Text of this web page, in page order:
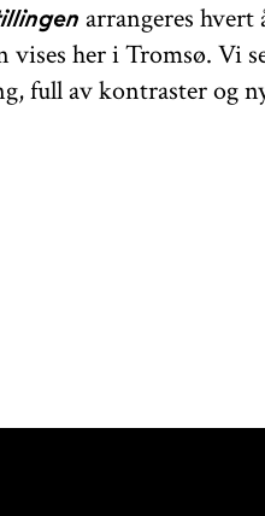
arrangeres hvert
vises her i Tromsø. Vi
full av kontraster og